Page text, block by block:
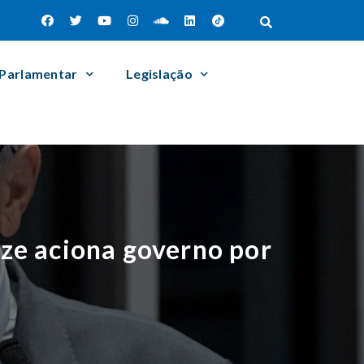
Legislação
aciona governo por